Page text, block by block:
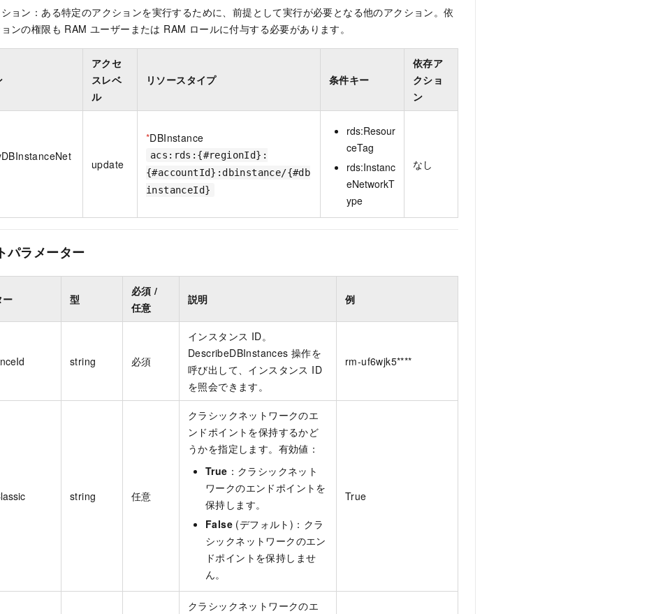
ョン：ある特定のアクションを実行するために、前提として実行が必要となる他のアクション。依
ンの権限も RAM ユーザーまたは RAM ロールに付与する必要があります。
アクセ
スレベ
ル
リソースタイプ 条件キー
依存ア
クショ
ン
update
*DBInstance
acs:rds:{#regionId}:
{#accountId}:dbinstance/{#db
instanceId}
rds:Resour
ceTag
rds:Instanc
eNetworkT
ype
なし
パラメーター
ー 型
必須 /
任意
説明 例
string 必須
インスタンス ID。
DescribeDBInstances 操作を
呼び出して、インスタンス ID
を照会できます。
rm-uf6wjk5****
string 任意
クラシックネットワークのエ
ンドポイントを保持するかど
うかを指定します。有効値：
True ：クラシックネット
ワークのエンドポイントを
保持します。
False (デフォルト)：クラ
シックネットワークのエン
ドポイントを保持しませ
ん。
True
クラシックネットワークのエ